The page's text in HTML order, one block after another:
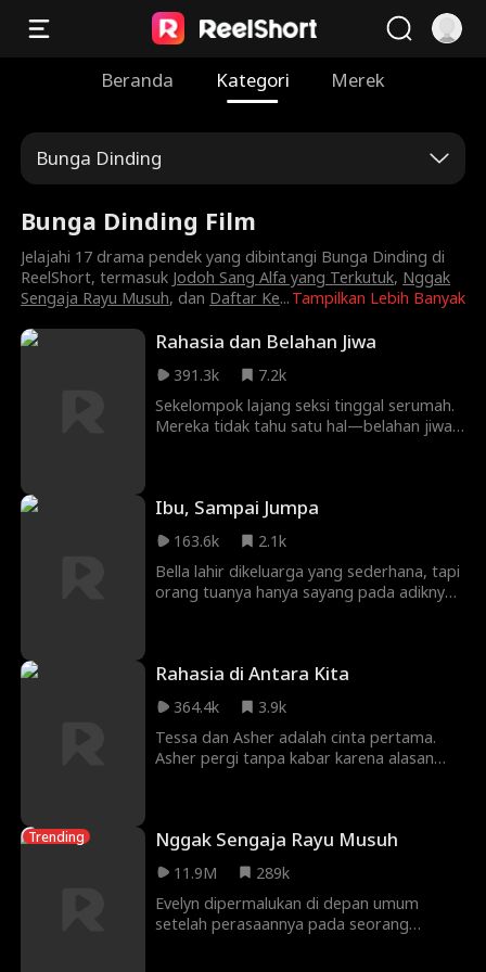
Beranda Kategori Merek
Bunga Dinding
Bunga Dinding Film
Tampilkan Lebih Banyak
Jelajahi 17 drama pendek yang dibintangi Bunga Dinding di
ReelShort, termasuk Jodoh Sang Alfa yang Terkutuk, Nggak
Sengaja Rayu Musuh, dan Daftar Ke...
Rahasia dan Belahan Jiwa
391.3k
7.2k
Sekelompok lajang seksi tinggal serumah.
Mereka tidak tahu satu hal—belahan jiwa
menghancurkan segalanya. Akankah
mereka menemukan cinta sejati… atau
jatuh pada orang yang salah?
Ibu, Sampai Jumpa
163.6k
2.1k
Bella lahir dikeluarga yang sederhana, tapi
orang tuanya hanya sayang pada adiknya,
Sedangkan adiknya yang pandai jago
akting terus menerus memfitnah Bella
yang melakukan kejahatan, bahkan
teganya mencelakai kakaknya sampai mati.
Rahasia di Antara Kita
364.4k
3.9k
Tessa dan Asher adalah cinta pertama.
Asher pergi tanpa kabar karena alasan
Trending Nggak Sengaja Rayu Musuh
11.9M
289k
Evelyn dipermalukan di depan umum
setelah perasaannya pada seorang